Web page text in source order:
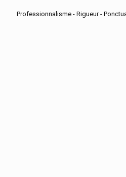
Professionnalisme - Rigueur -